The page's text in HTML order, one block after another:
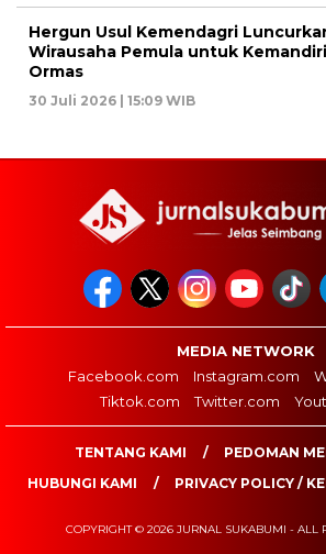
Hergun Usul Kemendagri
Wirausaha Pemula untuk
Ormas
30 Juli 2026 | 15:09 WIB
MEDIA NETWORK
Facebook.com
Instagram.com
Tiktok.com
Twitter.com
TENTANG KAMI
PEDOMAN
HUBUNGI KAMI
PRIVACY POLICY /
COPYRIGHT © 2026 JURNAL SUKABUMI - ALL